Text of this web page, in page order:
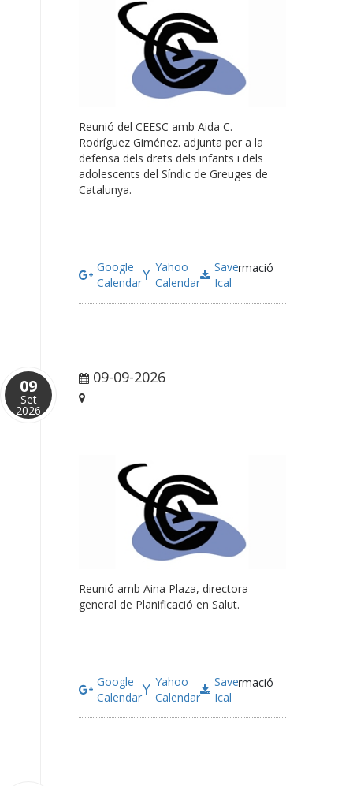
Reunió del CEESC amb Aida C.
Rodríguez Giménez. adjunta per a la
defensa dels drets dels infants i dels
adolescents del Síndic de Greuges de
Catalunya.
Google
Calendar
Yahoo
Calendar
Save
Ical
Més informació
09
Set
2026
09-09-2026
Reunió amb Aina Plaza, directora
general de Planificació en Salut.
Google
Calendar
Yahoo
Calendar
Save
Ical
Més informació